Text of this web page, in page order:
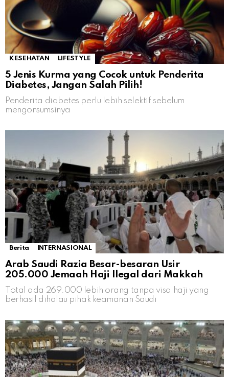
KESEHATAN LIFESTYLE
5 Jenis Kurma yang Cocok untuk Penderita
Diabetes, Jangan Salah Pilih!
Penderita diabetes perlu lebih selektif sebelum
mengonsumsinya
Berita INTERNASIONAL
Arab Saudi Razia Besar-besaran Usir
205.000 Jemaah Haji Ilegal dari Makkah
Total ada 269.000 lebih orang tanpa visa haji yang
berhasil dihalau pihak keamanan Saudi